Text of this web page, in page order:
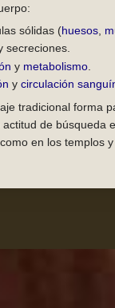
sólidas (huesos,
secreciones.
y metabolismo.
y circulación
tradicional forma
de búsqueda
en los templos